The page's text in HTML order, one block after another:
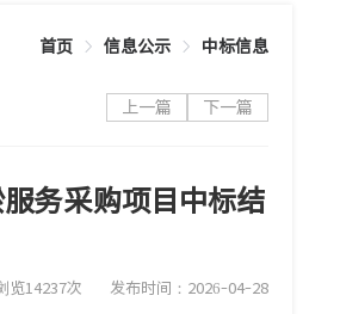
首页 信息公示 中标信息
上一篇 下一篇
务采购项目中标结
览14237次 发布时间：2026-04-28